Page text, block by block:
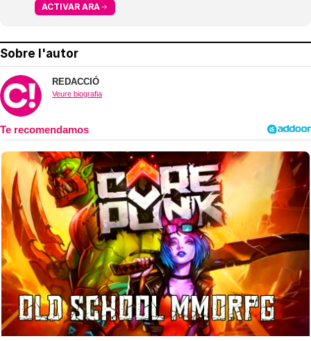
ACTIVAR ARA
Sobre l'autor
REDACCIÓ
Veure biografia